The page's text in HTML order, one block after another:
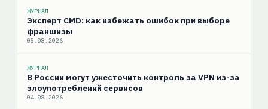
ЖУРНАЛ
Эксперт CMD: как избежать ошибок при выборе
франшизы
05.08.2026
ЖУРНАЛ
В России могут ужесточить контроль за VPN из-за
злоупотреблений сервисов
04.08.2026